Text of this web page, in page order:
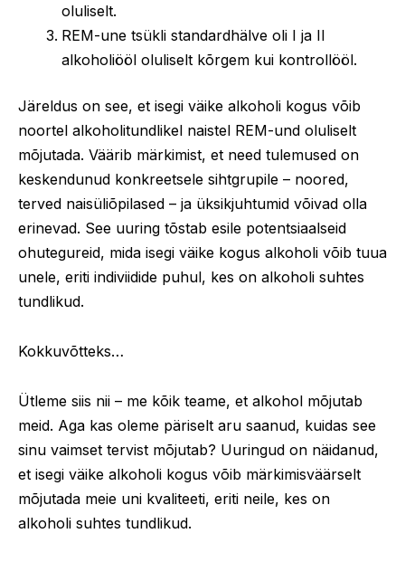
oluliselt.
REM-une tsükli standardhälve oli I ja II
alkoholiööl oluliselt kõrgem kui kontrollööl.
Järeldus on see, et isegi väike alkoholi kogus võib
noortel alkoholitundlikel naistel REM-und oluliselt
mõjutada. Väärib märkimist, et need tulemused on
keskendunud konkreetsele sihtgrupile – noored,
terved naisüliõpilased – ja üksikjuhtumid võivad olla
erinevad. See uuring tõstab esile potentsiaalseid
ohutegureid, mida isegi väike kogus alkoholi võib tuua
unele, eriti indiviidide puhul, kes on alkoholi suhtes
tundlikud.
Kokkuvõtteks…
Ütleme siis nii – me kõik teame, et alkohol mõjutab
meid. Aga kas oleme päriselt aru saanud, kuidas see
sinu vaimset tervist mõjutab? Uuringud on näidanud,
et isegi väike alkoholi kogus võib märkimisväärselt
mõjutada meie uni kvaliteeti, eriti neile, kes on
alkoholi suhtes tundlikud.